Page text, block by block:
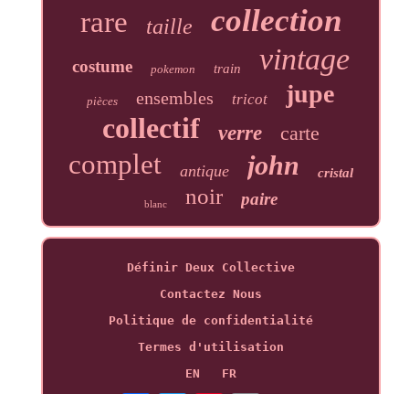
rare taille collection
costume pokemon train vintage
pièces ensembles tricot jupe
collectif verre carte
complet antique john cristal
blanc noir paire
Définir Deux Collective
Contactez Nous
Politique de confidentialité
Termes d'utilisation
EN
FR